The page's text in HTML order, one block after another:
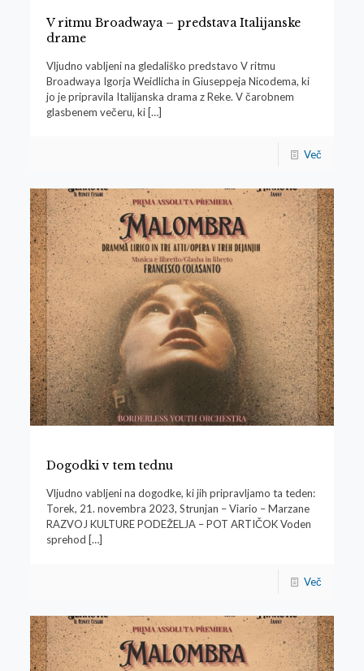
V ritmu Broadwaya – predstava Italijanske
drame
Vljudno vabljeni na gledališko predstavo V ritmu
Broadwaya Igorja Weidlicha in Giuseppeja Nicodema, ki
jo je pripravila Italijanska drama z Reke. V čarobnem
glasbenem večeru, ki[…]
Več
Dogodki v tem tednu
Vljudno vabljeni na dogodke, ki jih pripravljamo ta teden:
Torek, 21. novembra 2023, Strunjan – Viario – Marzane
RAZVOJ KULTURE PODEŽELJA – POT ARTIČOK Voden
sprehod […]
Več